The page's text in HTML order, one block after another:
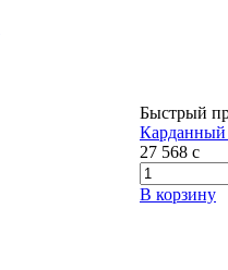
Быстрый
Карданный
27 568 c
В корзину